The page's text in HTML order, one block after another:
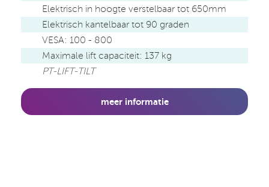
Elektrisch in hoogte verstelbaar tot 650mm
Elektrisch kantelbaar tot 90 graden
VESA: 100 - 800
Maximale lift capaciteit: 137 kg
PT-LIFT-TILT
meer informatie